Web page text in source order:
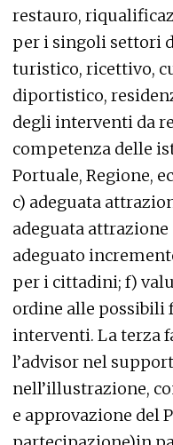
restauro,
per i singoli settori
turistico, ricettivo,
diportistico,
degli interventi da
competenza delle
Portuale, Regione,
c) adeguata
adeguata
adeguato
per i cittadini; f)
ordine alle possibili
interventi. La terza
l’advisor nel
nell’illustrazione,
e approvazione del